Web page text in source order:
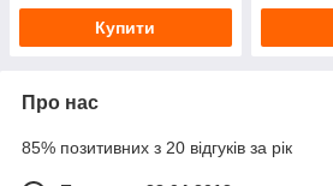
Купити
Про нас
85% позитивних з 20 відгуків за рік